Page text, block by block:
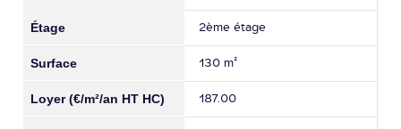
2ème étage
130 m²
187.00